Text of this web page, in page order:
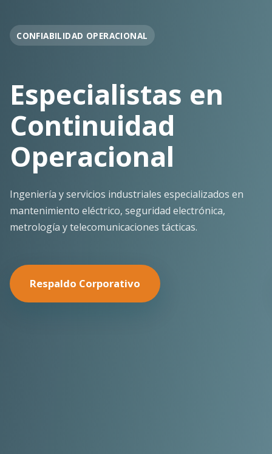
OPERACIÓN EN FAENA
Soporte
Operacional
Continuo
Despliegue ágil en terreno con los más altos
estándares de seguridad y calidad técnica para la
minería pesada.
Nuestras Soluciones